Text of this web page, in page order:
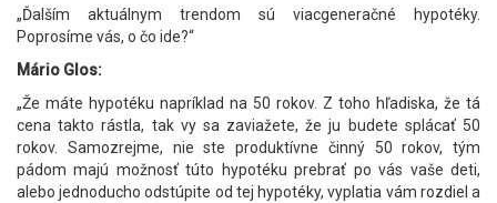
„Ďalším aktuálnym trendom sú viacgeneračné hypotéky.
Poprosíme vás, o čo ide?“
Mário Glos:
„Že máte hypotéku napríklad na 50 rokov. Z toho hľadiska, že tá
cena takto rástla, tak vy sa zaviažete, že ju budete splácať 50
rokov. Samozrejme, nie ste produktívne činný 50 rokov, tým
pádom majú možnosť túto hypotéku prebrať po vás vaše deti,
alebo jednoducho odstúpite od tej hypotéky, vyplatia vám rozdiel a